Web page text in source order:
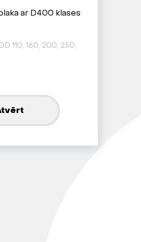
ar D400 klases
110, 160, 200, 250,